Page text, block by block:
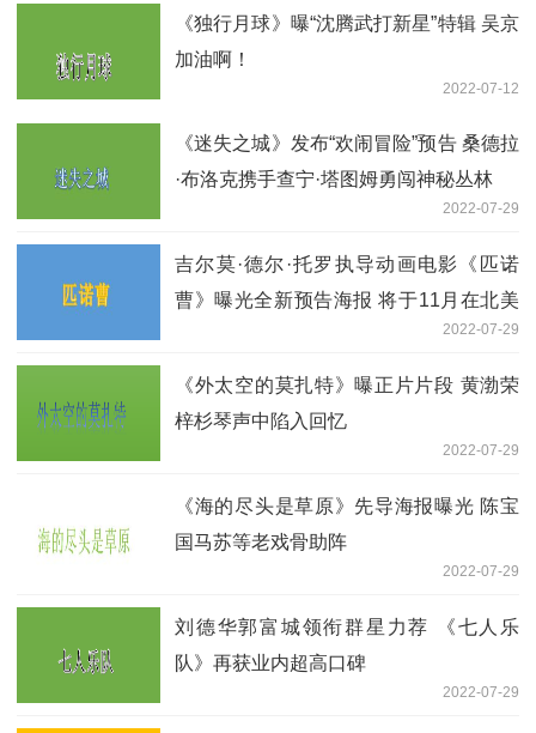
《独行月球》曝“沈腾武打新星”特辑 吴京
加油啊！
2022-07-12
《迷失之城》发布“欢闹冒险”预告 桑德拉
·布洛克携手查宁·塔图姆勇闯神秘丛林
2022-07-29
吉尔莫·德尔·托罗执导动画电影《匹诺
曹》曝光全新预告海报 将于11月在北美
2022-07-29
《外太空的莫扎特》曝正片片段 黄渤荣
梓杉琴声中陷入回忆
2022-07-29
《海的尽头是草原》先导海报曝光 陈宝
国马苏等老戏骨助阵
2022-07-29
刘德华郭富城领衔群星力荐 《七人乐
队》再获业内超高口碑
2022-07-29